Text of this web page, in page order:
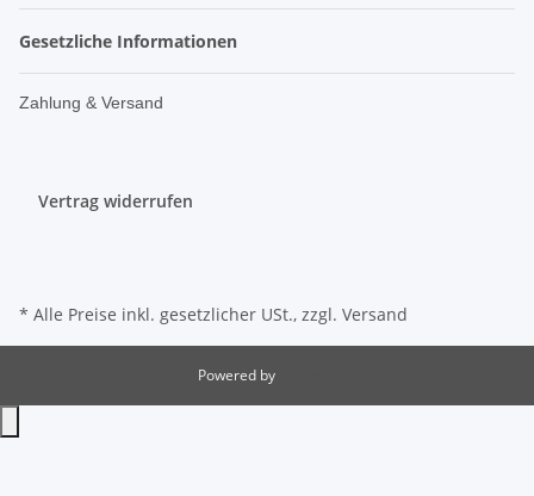
Gesetzliche Informationen
Zahlung & Versand
Vertrag widerrufen
* Alle Preise inkl. gesetzlicher USt., zzgl. Versand
Powered by